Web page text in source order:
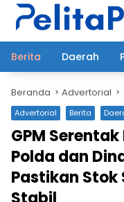
Langsung
Berita
Daerah
Beranda Advertorial
Advertorial Berita
GPM
Polda dan
Pastikan Stok